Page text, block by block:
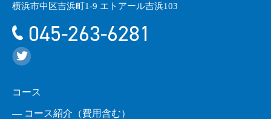
横浜市中区吉浜町1-9 エトアール吉浜103
045-263-6281
コース
― コース紹介（費用含む）